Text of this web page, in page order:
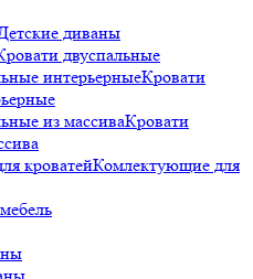
диваны
двуспальные
Кровати
Кровати
Комлектующие для